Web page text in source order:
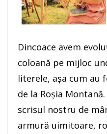
Dincoace avem
coloană pe mijloc
literele, așa cum au
de la Roșia
scrisul nostru de
armură uimitoare,